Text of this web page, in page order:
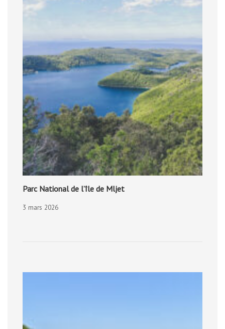
Parc National de l’île de Mljet
3 mars 2026